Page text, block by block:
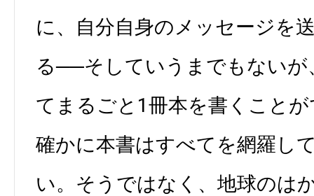
に、自分自身のメッセージを
る──そしていうまでもない
てまるごと1冊本を書くこと
確かに本書はすべてを網羅し
い。そうではなく、地球のは